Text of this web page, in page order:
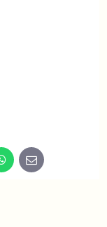
WhatsApp
E-
mail